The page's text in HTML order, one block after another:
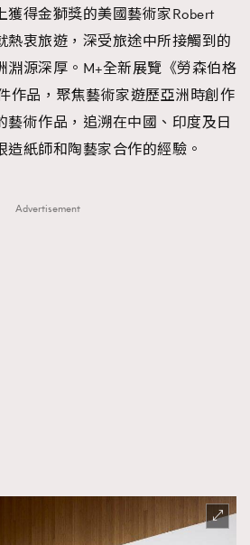
獲得金獅獎的美國藝術家Robert
熱衷旅遊，深受旅途中所接觸到的
淵源深厚。M+全新展覽《勞森伯格
作品，聚焦藝術家遊歷亞洲時創作
藝術作品，追溯在中國、印度及日
紙師和陶藝家合作的經驗。
Advertisement